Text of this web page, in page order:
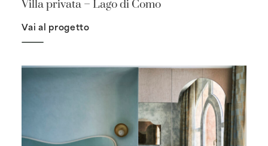
Villa privata – Lago di Como
Vai al progetto